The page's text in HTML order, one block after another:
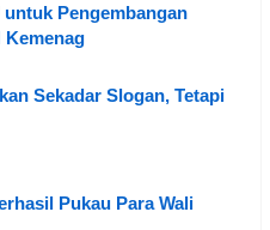
untuk Pengembangan
Kemenag
Sekadar Slogan, Tetapi
Pukau Para Wali